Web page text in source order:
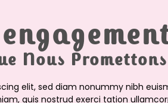
Nous Promettons
elit, sed diam nonummy nibh
quis nostrud exerci tation